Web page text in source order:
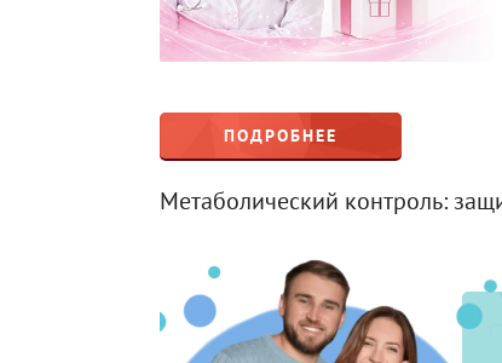
ПОДРОБНЕЕ
Метаболический контроль: